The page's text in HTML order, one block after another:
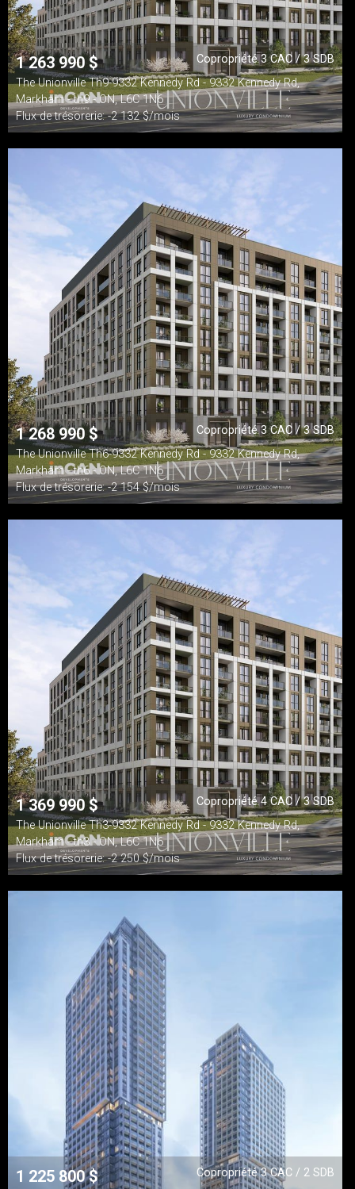
1 263 990 $
Copropriété 3 CAC / 3 SDB
The Unionville Th9-9332 Kennedy Rd - 9332 Kennedy Rd,
Markham - th9 - ON, L6C 1N6
Flux de trésorerie: -2 132 $/mois
1 268 990 $
Copropriété 3 CAC / 3 SDB
The Unionville Th6-9332 Kennedy Rd - 9332 Kennedy Rd,
Markham - th6 - ON, L6C 1N6
Flux de trésorerie: -2 154 $/mois
1 369 990 $
Copropriété 4 CAC / 3 SDB
The Unionville Th3-9332 Kennedy Rd - 9332 Kennedy Rd,
Markham - th3 - ON, L6C 1N6
Flux de trésorerie: -2 250 $/mois
1 225 800$
Copropriété 3 CAC / 2 SDB